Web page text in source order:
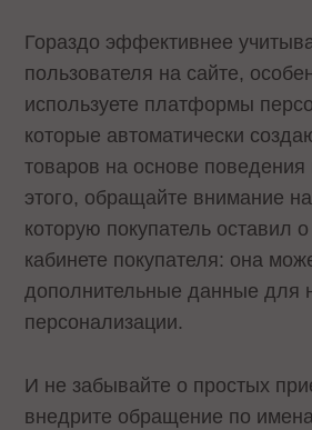
Гораздо эффективнее
пользователя на сайте,
используете платформы
которые автоматически
товаров на основе
этого, обращайте внимание
которую покупатель оставил
кабинете покупателя: она
дополнительные данные для
персонализации.
И не забывайте о простых
внедрите обращение по